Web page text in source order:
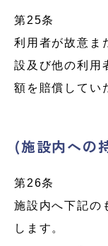
第25条
利用者が故意ま
設及び他の利用
額を賠償してい
(施設内への
第26条
施設内へ下記の
します。